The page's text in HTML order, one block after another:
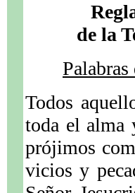
de la
Palabras
Todos
toda el alma
prójimos
vicios y